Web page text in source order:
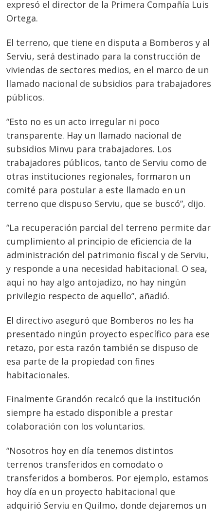
expresó el director de la Primera Compañía Luis
Ortega.
El terreno, que tiene en disputa a Bomberos y al
Serviu, será destinado para la construcción de
viviendas de sectores medios, en el marco de un
llamado nacional de subsidios para trabajadores
públicos.
“Esto no es un acto irregular ni poco
transparente. Hay un llamado nacional de
subsidios Minvu para trabajadores. Los
trabajadores públicos, tanto de Serviu como de
otras instituciones regionales, formaron un
comité para postular a este llamado en un
terreno que dispuso Serviu, que se buscó”, dijo.
“La recuperación parcial del terreno permite dar
cumplimiento al principio de eficiencia de la
administración del patrimonio fiscal y de Serviu,
y responde a una necesidad habitacional. O sea,
aquí no hay algo antojadizo, no hay ningún
privilegio respecto de aquello”, añadió.
El directivo aseguró que Bomberos no les ha
presentado ningún proyecto específico para ese
retazo, por esta razón también se dispuso de
esa parte de la propiedad con fines
habitacionales.
Finalmente Grandón recalcó que la institución
siempre ha estado disponible a prestar
colaboración con los voluntarios.
“Nosotros hoy en día tenemos distintos
terrenos transferidos en comodato o
transferidos a bomberos. Por ejemplo, estamos
hoy día en un proyecto habitacional que
adquirió Serviu en Quilmo, donde dejaremos un
Navegación
de
entradas